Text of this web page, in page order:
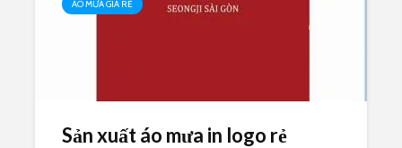
ÁO MƯA GIÁ RẺ
Sản xuất áo mưa in logo rẻ